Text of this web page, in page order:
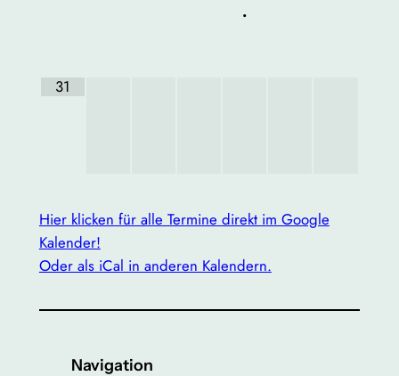
•
31
Hier klicken für alle Termine direkt im Google
Kalender!
Oder als iCal in anderen Kalendern.
Navigation